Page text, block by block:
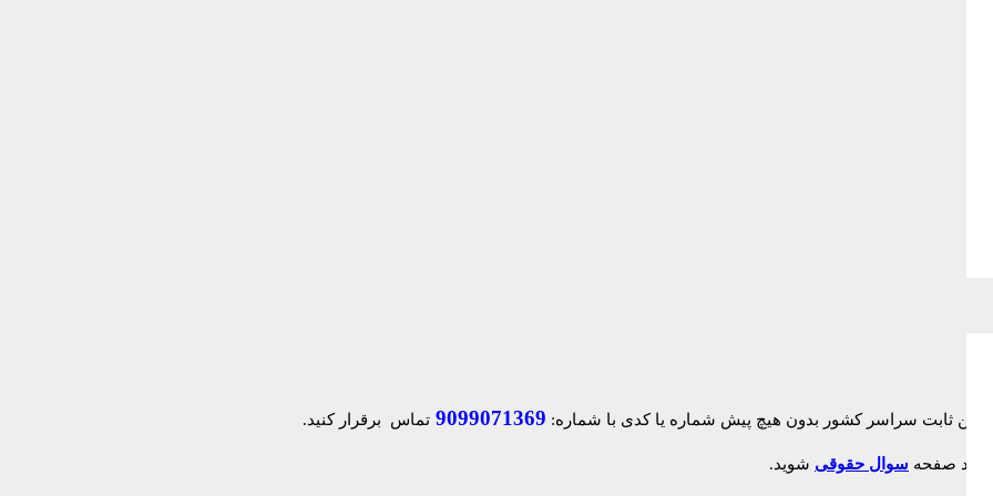
9099071369 تماس برقرار کنید.
وارد صفحه سوال حقوقی شوید.